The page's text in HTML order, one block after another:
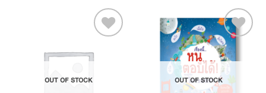
OUT OF STOCK
Add to
Wishlist
OUT OF STOCK